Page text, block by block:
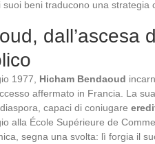
beni traducono una strategia
dall’ascesa
1977, Hicham Bendaoud
affermato in Francia. La
capaci di coniugare
alla École Supérieure de
segna una svolta: lì forgia il